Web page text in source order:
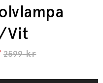
Vit
2599kr